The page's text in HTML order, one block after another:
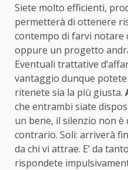
Siete molto efficienti,
permetterà di ottenere
contempo di farvi notare
oppure un progetto
Eventuali trattative
vantaggio dunque
ritenete sia la più giusta.
che entrambi siate
un bene, il silenzio non è
contrario. Soli: arriverà
da chi vi attrae. E’ da
rispondete